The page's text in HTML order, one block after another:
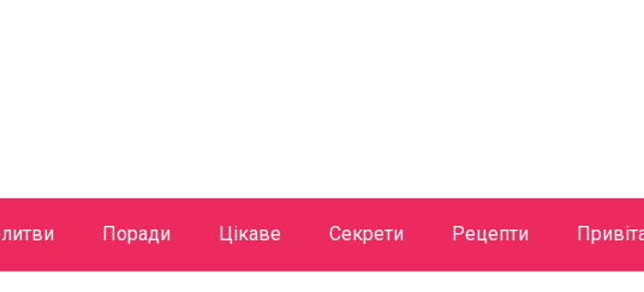
Поради Цікаве Секрети Рецепти